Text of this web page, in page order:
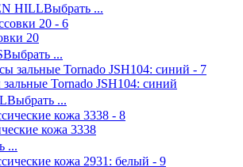
HILLВыбрать ...
20
Выбрать ...
Tornado JSH104: синий
Выбрать ...
кожа 3338
...